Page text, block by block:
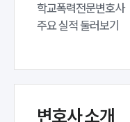
학교폭력전문변호사
주요 실적 둘러보기
변호사 소개